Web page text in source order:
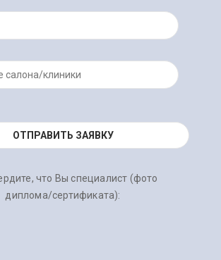
что Вы специалист (фото
диплома/сертификата):